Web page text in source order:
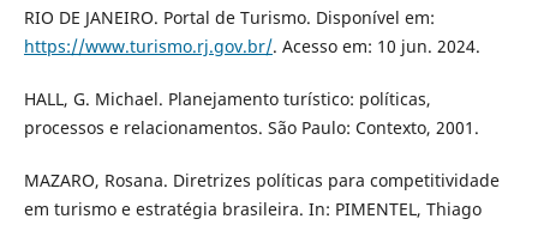
RIO DE JANEIRO. Portal de Turismo. Disponível em:
https://www.turismo.rj.gov.br/. Acesso em: 10 jun. 2024.
HALL, G. Michael. Planejamento turístico: políticas,
processos e relacionamentos. São Paulo: Contexto, 2001.
MAZARO, Rosana. Diretrizes políticas para competitividade
em turismo e estratégia brasileira. In: PIMENTEL, Thiago